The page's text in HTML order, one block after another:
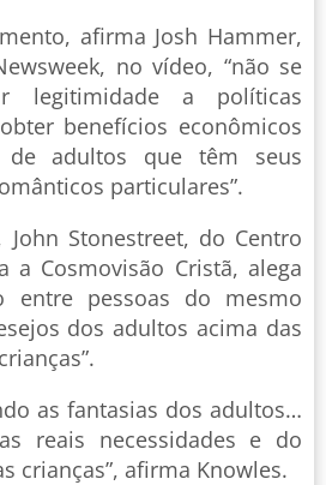
afirma Josh Hammer,
no vídeo, “não se
legitimidade a políticas
benefícios econômicos
adultos que têm seus
particulares”.
Stonestreet, do Centro
a Cosmovisão Cristã, alega
entre pessoas do mesmo
dos adultos acima das
as fantasias dos adultos…
reais necessidades e do
crianças”, afirma Knowles.